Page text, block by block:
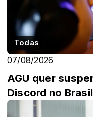
Todas
07/08/2026
AGU quer
Discord no Brasil